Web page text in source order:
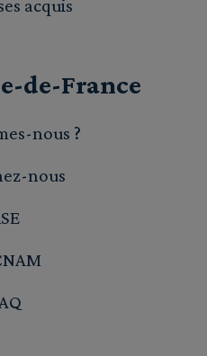
acquis
de-France
nous ?
nous